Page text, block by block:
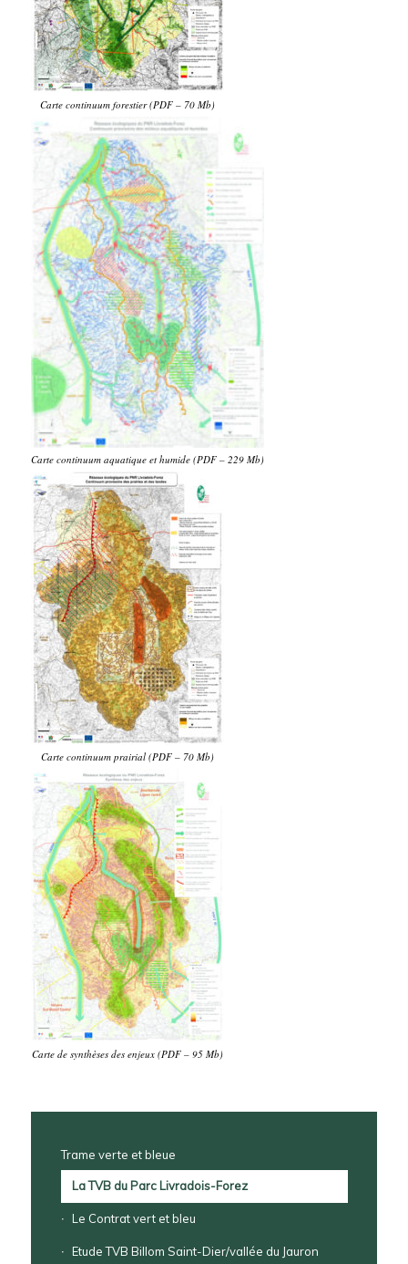
Carte continuum forestier (PDF – 70 Mb)
Carte continuum aquatique et humide (PDF – 229 Mb)
Carte continuum prairial (PDF – 70 Mb)
Carte de synthèses des enjeux (PDF – 95 Mb)
Trame verte et bleue
La TVB du Parc Livradois-Forez
Le Contrat vert et bleu
Etude TVB Billom Saint-Dier/vallée du Jauron